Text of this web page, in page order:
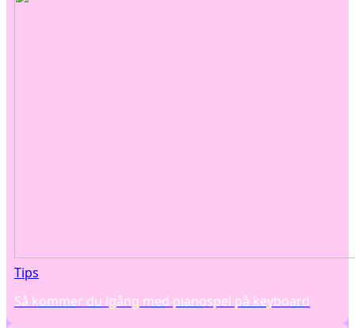
Tips
Så kommer du igång med pianospel på keyboard